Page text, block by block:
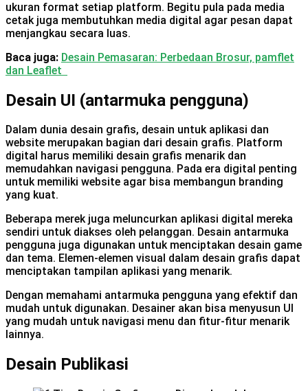
ukuran format setiap platform. Begitu pula pada media
cetak juga membutuhkan media digital agar pesan dapat
menjangkau secara luas.
Baca juga: Desain Pemasaran: Perbedaan Brosur, pamflet
dan Leaflet
Desain UI (antarmuka pengguna)
Dalam dunia desain grafis, desain untuk aplikasi dan
website merupakan bagian dari desain grafis. Platform
digital harus memiliki desain grafis menarik dan
memudahkan navigasi pengguna. Pada era digital penting
untuk memiliki website agar bisa membangun branding
yang kuat.
Beberapa merek juga meluncurkan aplikasi digital mereka
sendiri untuk diakses oleh pelanggan. Desain antarmuka
pengguna juga digunakan untuk menciptakan desain game
dan tema. Elemen-elemen visual dalam desain grafis dapat
menciptakan tampilan aplikasi yang menarik.
Dengan memahami antarmuka pengguna yang efektif dan
mudah untuk digunakan. Desainer akan bisa menyusun UI
yang mudah untuk navigasi menu dan fitur-fitur menarik
lainnya.
Desain Publikasi